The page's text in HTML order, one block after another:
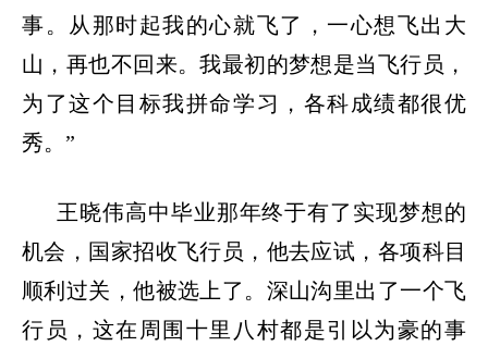
事。从那时起我的心就飞了，一心想飞出大
山，再也不回来。我最初的梦想是当飞行员，
为了这个目标我拼命学习，各科成绩都很优
秀。”
王晓伟高中毕业那年终于有了实现梦想的
机会，国家招收飞行员，他去应试，各项科目
顺利过关，他被选上了。深山沟里出了一个飞
行员，这在周围十里八村都是引以为豪的事